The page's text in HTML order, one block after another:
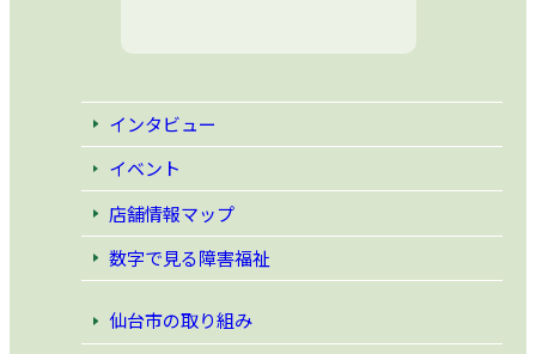
インタビュー
イベント
店舗情報マップ
数字で見る障害福祉
仙台市の取り組み